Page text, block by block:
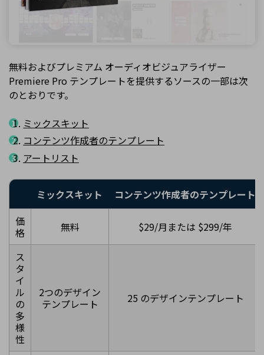
無料およびプレミアム オーディオビジュアライザー
Premiere Pro テンプレートを提供するソースの一部は次
のとおりです。
ミックスキット
コンテンツ作成者のテンプレート
アートリスト
ミックスキット
コンテンツ作成者のテンプレート
価
格
無料 $29/月または $299/年
ス
タ
イ
ル
の
多
様
性
2つのデザイン
テンプレート
25 のデザインテンプレート